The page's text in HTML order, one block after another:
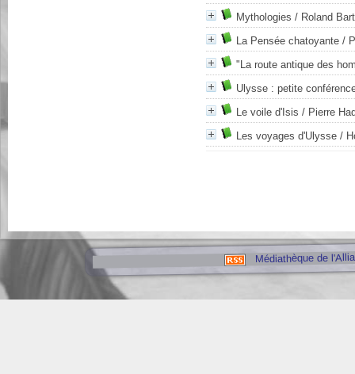
Mythologies / Roland
La Pensée chatoyante /
"La route antique des
Ulysse : petite
Le voile d'Isis / Pierre
Les voyages d'Ulysse /
Médiathèque de